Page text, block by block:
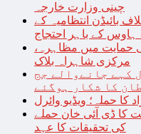
چینی وزارت خارجہ
بائیڈن انتظامیہ کے
ہاوس کے باہر احتجاج
حمایت میں مظاہرہ،
مرکزی شاہراہ بلاک
کہے جانےوالے جج
کا شکار ہوگئے
کا حملہ؛ ویڈیو وائرل
کا ڈی آئی خان حملے
کی تحقیقات کا عہد